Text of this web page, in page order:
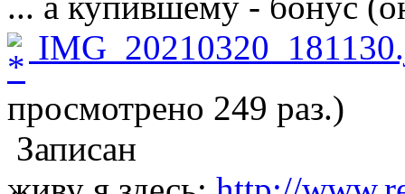
просмотрено 249 раз.)
Записан